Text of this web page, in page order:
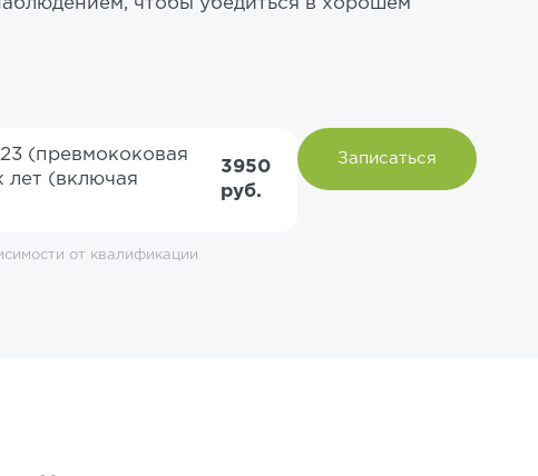
чтобы убедиться в хорошем
(превмококовая
лет (включая
3950
руб.
Записаться
от квалификации